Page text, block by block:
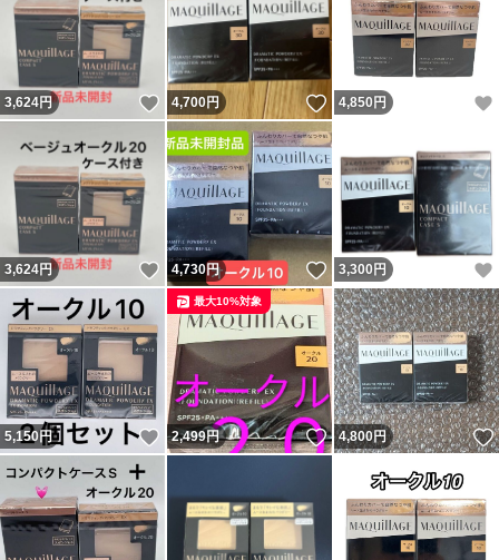
3,624円 いいね！
4,700円 いいね！
4,850 円
3,624円 いいね！
4,730円 いいね！
3,300 円
5,150円 いいね！
2,499円 いいね！
最大10%対象
4,800円